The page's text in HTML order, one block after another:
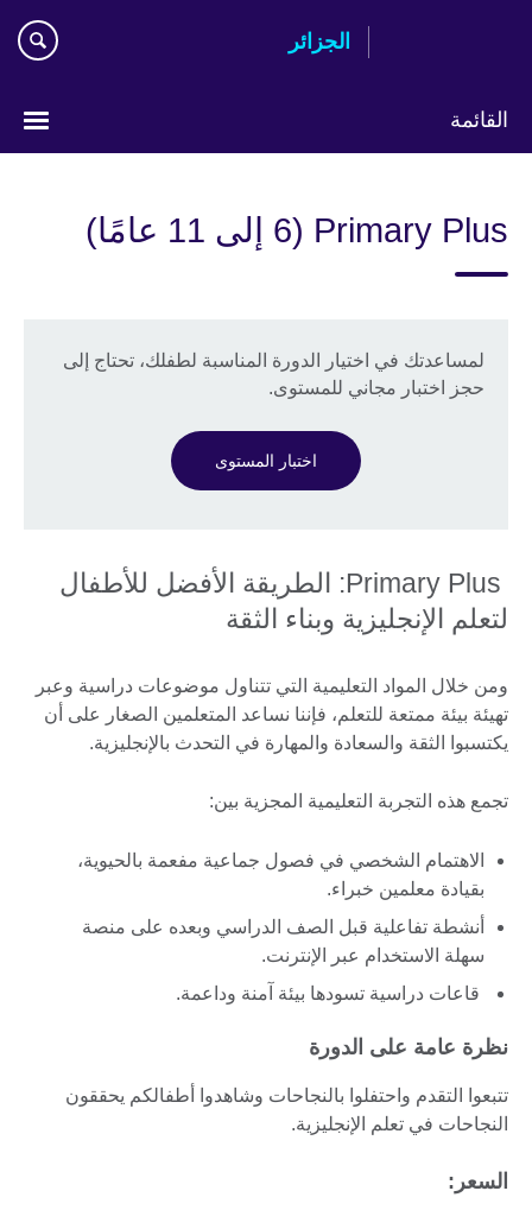
الجزائر
القائمة
language
Primary Plus (6 إلى 11 عامًا)
لمساعدتك في اختيار الدورة المناسبة لطفلك، تحتاج إلى
حجز اختبار مجاني للمستوى.
اختبار المستوى
Primary Plus: الطريقة الأفضل للأطفال
لتعلم الإنجليزية وبناء الثقة
ومن خلال المواد التعليمية التي تتناول موضوعات دراسية وعبر
تهيئة بيئة ممتعة للتعلم، فإننا نساعد المتعلمين الصغار على أن
يكتسبوا الثقة والسعادة والمهارة في التحدث بالإنجليزية.
تجمع هذه التجربة التعليمية المجزية بين:
الاهتمام الشخصي في فصول جماعية مفعمة بالحيوية،
بقيادة معلمين خبراء.
أنشطة تفاعلية قبل الصف الدراسي وبعده على منصة
سهلة الاستخدام عبر الإنترنت.
قاعات دراسية تسودها بيئة آمنة وداعمة.
نظرة عامة على الدورة
تتبعوا التقدم واحتفلوا بالنجاحات وشاهدوا أطفالكم يحققون
النجاحات في تعلم الإنجليزية.
السعر: